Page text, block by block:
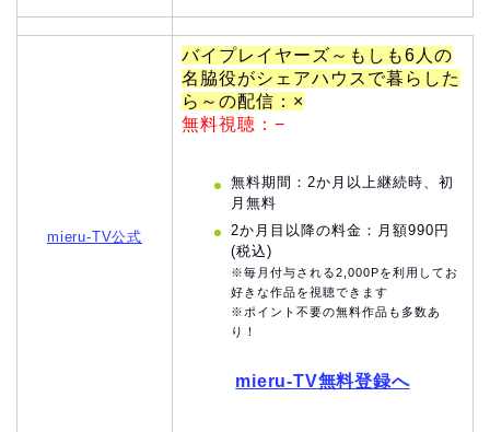
mieru-TV公式
バイプレイヤーズ～もしも6人の
名脇役がシェアハウスで暮らした
ら～の配信：×
無料視聴：−
無料期間：2か月以上継続時、初
月無料
2か月目以降の料金：月額990円
(税込)
※毎月付与される2,000Pを利用してお
好きな作品を視聴できます
※ポイント不要の無料作品も多数あ
り！
mieru-TV無料登録へ